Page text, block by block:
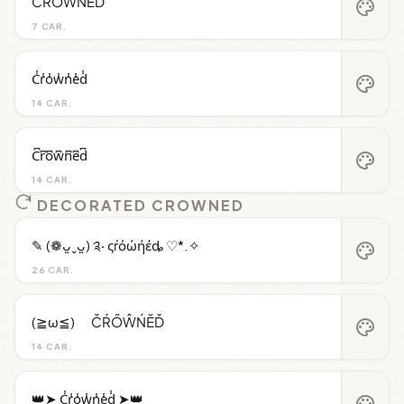
7 CAR.
palette
14 CAR.
C̾r̾o̾w̾n̾e̾d̾ palette
14 CAR.
C͆r͆o͆w͆n͆e͆d͆ palette
DECORATED CROWNED
26 CAR.
✎ (❁ᴗ͈ˬᴗ͈) ༉‧ ςŕόώήέȡ ♡*.✧ palette
14 CAR.
(≧ω≦)ゞ ČŔŐŴŃĔĎ palette
👑➤ C̾r̾o̾w̾n̾e̾d̾ ➤👑